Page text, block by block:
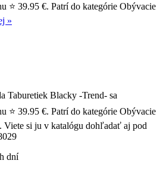
⭐ 39.95 €. Patrí do kategórie Obývacie
»
Taburetiek Blacky -Trend- sa
⭐ 39.95 €. Patrí do kategórie Obývacie
Viete si ju v katalógu dohľadať aj pod
dní